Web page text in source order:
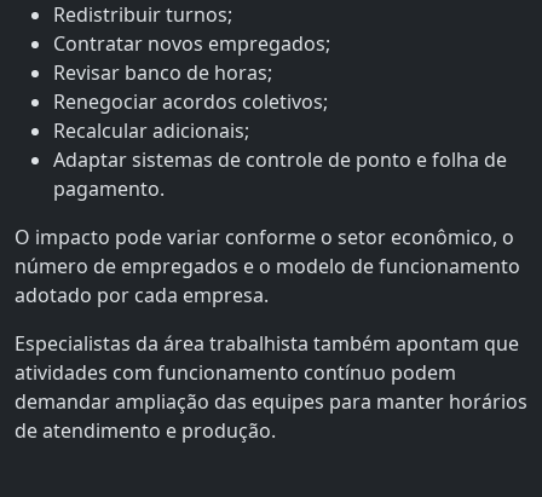
Redistribuir turnos;
Contratar novos empregados;
Revisar banco de horas;
Renegociar acordos coletivos;
Recalcular adicionais;
Adaptar sistemas de controle de ponto e folha de
pagamento.
O impacto pode variar conforme o setor econômico, o
número de empregados e o modelo de funcionamento
adotado por cada empresa.
Especialistas da área trabalhista também apontam que
atividades com funcionamento contínuo podem
demandar ampliação das equipes para manter horários
de atendimento e produção.